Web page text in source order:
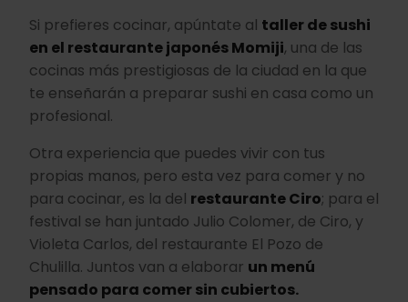
Si prefieres cocinar, apúntate al taller de sushi
en el restaurante japonés Momiji, una de las
cocinas más prestigiosas de la ciudad en la que
te enseñarán a preparar sushi en casa como un
profesional.
Otra experiencia que puedes vivir con tus
propias manos, pero esta vez para comer y no
para cocinar, es la del restaurante Ciro; para el
festival se han juntado Julio Colomer, de Ciro, y
Violeta Carlos, del restaurante El Pozo de
Chulilla. Juntos van a elaborar un menú
pensado para comer sin cubiertos.